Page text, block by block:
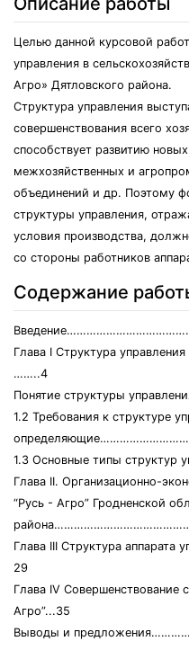
Целью данной курсовой
управления в
Агро» Дятловского района.
Структура управления
совершенствования всего
способствует развитию
межхозяйственных и
объединений и др. Поэтому
структуры управления,
условия производства,
со стороны работников
Содержание
Глава I Структура
……..4
Понятие структуры
1.2 Требования к структуре
1.3 Основные типы
Глава II. Организационно-
“Русь - Агро” Гродненской
Глава III Структура аппарата
29
Глава IV Совершенствование
Агро”...35
Выводы и